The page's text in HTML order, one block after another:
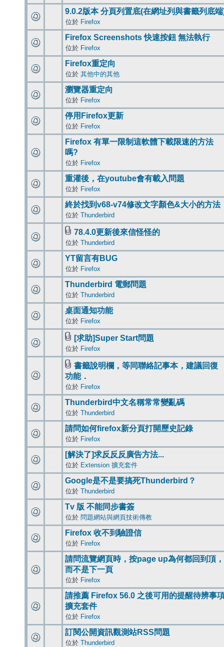
9.0.2版本 分頁列置底(在網址列與書籤列底
位於 Firefox
Firefox Screenshots 快速按鈕 無法執行
位於 Firefox
Firefox重定向
位於 其他中的其他
瀏覽器重定向
位於 Firefox
停用Firefox更新
位於 Firefox
Firefox 有單一限制這軟體下載限速的方法
嗎?
位於 Firefox
重灌後，在youtube會有載入問題
位於 Firefox
終於找到v68-v74修改文字顏色&大小的方法
位於 Thunderbird
78.4.0更新後來信怪怪的
位於 Thunderbird
YT留言有BUG
位於 Firefox
Thunderbird 電郵問題
位於 Thunderbird
桌面通知功能
位於 Firefox
[求助]Super Start問題
位於 Firefox
書籤說明欄，等同聯絡記事本，建議回復
功能．
位於 Firefox
Thunderbird中文名稱常常變亂碼
位於 Thunderbird
請問如何firefox新分頁打開歷史記錄
位於 Firefox
[解決了]求反反反廣告方法...
位於 Extension 擴充套件
Google是不是要搞死Thunderbird？
位於 Thunderbird
Tv 版 不能同步書簽
位於 問題網站與網頁技術傳教
Firefox 收不到驗證信
位於 Firefox
請問流覽網頁時，按page up為何都回到頂，
而不是下一頁
位於 Firefox
請推薦 Firefox 56.0 之後可用的提醒待辨事
擴充套件
位於 Firefox
訂閱公開資訊觀測站RSS問題
位於 Thunderbird